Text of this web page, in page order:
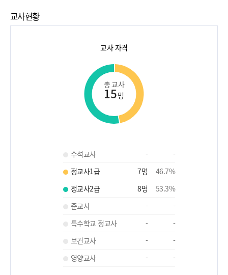
교사현황
교사 자격
총 교사
15명
수석교사 -
-
정교사1급
7명 46.7%
정교사2급
8명 53.3%
준교사
-
-
특수학교 정교사
-
-
보건교사
-
-
영양교사
- -